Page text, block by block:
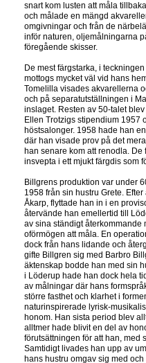
snart kom lusten att måla
och målade en mängd
omgivningar och från de
inför naturen, oljemålningarna
föregående skisser.
De mest färgstarka, i
mottogs mycket väl vid hans
Tomelilla visades akvarellerna
och på separatutställningen i
inslaget. Resten av 50-talet
Ellen Trotzigs stipendium 1957
höstsalonger. 1958 hade han
där han visade prov på det
han senare kom att renodla.
insvepta i ett mjukt färgdis som
Billgrens produktion var under
1958 från sin hustru Grete.
Åkarp, flyttade han in i en
återvände han emellertid till
av sina ständigt återkommande
oförmögen att måla. En
dock från hans lidande och
gifte Billgren sig med Barbro
äktenskap bodde han med sin
i Löderup hade han dock hela
av målningar där hans
större fasthet och klarhet i
naturinspirerade lyrisk-
honom. Han sista period blev
alltmer hade blivit en del av
förutsättningen för att han, med
Samtidigt livades han upp av
hans hustru omgav sig med